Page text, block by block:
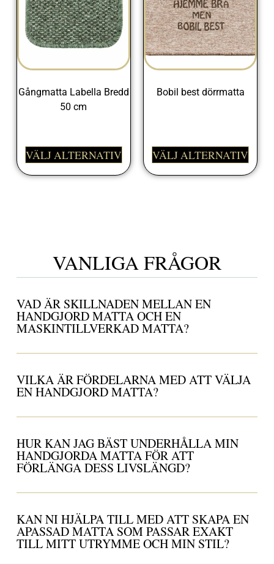
Gångmatta Labella Bredd
50 cm
VÄLJ ALTERNATIV
Bobil best dörrmatta
VÄLJ ALTERNATIV
VANLIGA FRÅGOR
VAD ÄR SKILLNADEN MELLAN EN
HANDGJORD MATTA OCH EN
MASKINTILLVERKAD MATTA?
VILKA ÄR FÖRDELARNA MED ATT VÄLJA
EN HANDGJORD MATTA?
HUR KAN JAG BÄST UNDERHÅLLA MIN
HANDGJORDA MATTA FÖR ATT
FÖRLÄNGA DESS LIVSLÄNGD?
KAN NI HJÄLPA TILL MED ATT SKAPA EN
APASSAD MATTA SOM PASSAR EXAKT
TILL MITT UTRYMME OCH MIN STIL?